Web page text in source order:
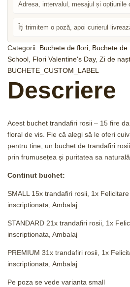
Adresa, intervalul, mesajul și opțiunile
Îți trimitem o poză, apoi curierul
Categorii: Buchete de flori Buchete de
School Flori Valentine's Day, Zi de
BUCHETE_CUSTOM_LABEL
Descriere
Acest buchet trandafiri rosii – 15 fire
floral de vis. Fie că alegi să le oferi
pentru tine, un buchet de trandafiri
prin frumusețea și puritatea sa naturală.
Continut buchet:
SMALL 15x trandafiri rosii, 1x
inscriptionata, Ambalaj
STANDARD 21x trandafiri rosii, 1x
inscriptionata, Ambalaj
PREMIUM 31x trandafiri rosii, 1x
inscriptionata, Ambalaj
Pe poza se vede varianta small